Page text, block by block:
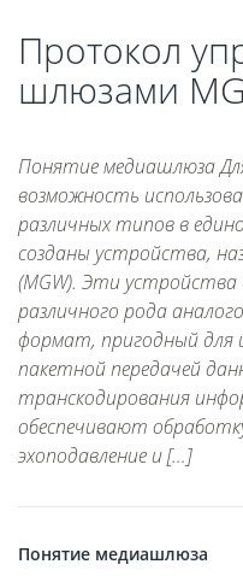
Протокол
шлюзами
Понятие медиашлюза
возможность
различных типов в
созданы устройства,
(MGW). Эти устройства
различного рода
формат, пригодный для
пакетной передачей
транскодирования
обеспечивают
эхоподавление и […]
Понятие медиашлюза